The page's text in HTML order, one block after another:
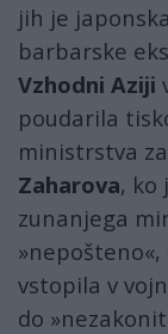
jih je
barbarske
Vzhodni Aziji
poudarila
ministrstva
Zaharova, ko
zunanjega
»nepošteno«,
vstopila v
do